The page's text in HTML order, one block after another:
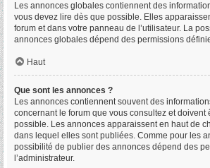
Les annonces globales contiennent des
vous devez lire dès que possible. Elles
forum et dans votre panneau de l’utilisateur. La
annonces globales dépend des permissions
Haut
Que sont les annonces ?
Les annonces contiennent souvent des
concernant le forum que vous consultez et doivent
possible. Les annonces apparaissent en haut de
dans lequel elles sont publiées. Comme pour les
possibilité de publier des annonces dépend des
l’administrateur.